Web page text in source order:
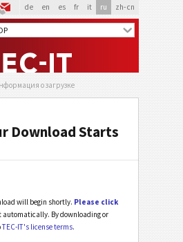
de en es fr it ru zh-cn
о загрузке
Download Starts
will begin shortly. Please click
By downloading or
TEC-IT's license terms.